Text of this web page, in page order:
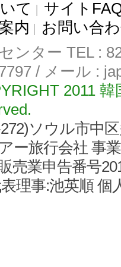
て | サイト
内 | お問い合
ンター TEL :
/ メール :
2011
272)ソウル市中
ー旅行会社 事
売業申告番号
理事:池英順 個